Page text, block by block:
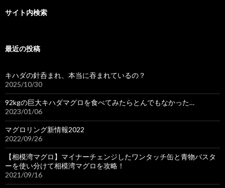
サイト内検索
最近の投稿
キハダの針呑まれ、本当に吞まれているの？
2025/10/30
92kgの巨大キハダマグロを食べてみたらとんでもなかった…
2023/01/06
マグロリング新情報2022
2022/09/26
【相模湾マグロ】マイナーチェンジしたワンタッチ缶と青物バスタ
ーを使い分けて相模湾マグロを攻略！
2021/09/16